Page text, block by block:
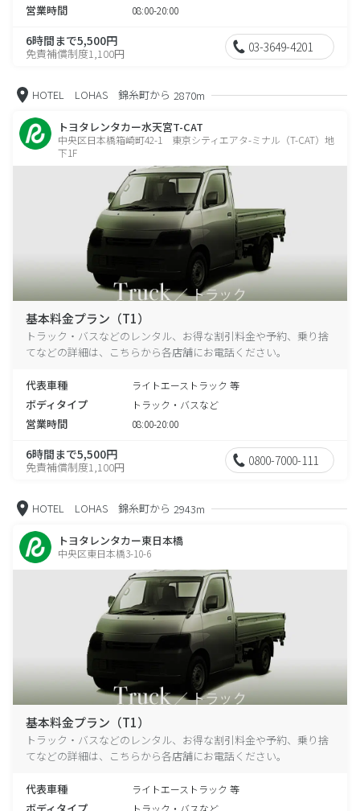
営業時間 08:00-20:00
6時間まで5,500円
免責補償制度1,100円 03-3649-4201
HOTEL LOHAS 錦糸町から 2870m
トヨタレンタカー水天宮T-CAT
中央区日本橋箱崎町42-1 東京シティエアタ-ミナル（T-CAT）地
下1F
基本料金プラン（T1）
トラック・バスなどのレンタル、お得な割引料金や予約、乗り捨
てなどの詳細は、こちらから各店舗にお電話ください。
代表車種 ライトエーストラック 等
ボディタイプ トラック・バスなど
営業時間 08:00-20:00
6時間まで5,500円
免責補償制度1,100円 0800-7000-111
HOTEL LOHAS 錦糸町から 2943m
トヨタレンタカー東日本橋
中央区東日本橋3-10-6
基本料金プラン（T1）
トラック・バスなどのレンタル、お得な割引料金や予約、乗り捨
てなどの詳細は、こちらから各店舗にお電話ください。
代表車種 ライトエーストラック 等
トラック・バスなど